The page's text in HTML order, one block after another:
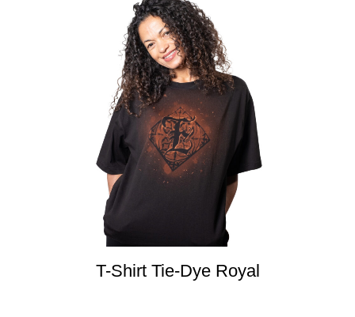
T-Shirt Tie-Dye Royal